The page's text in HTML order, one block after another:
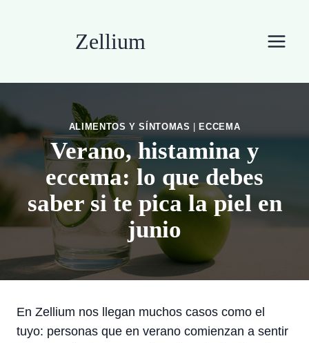
Zellium
ALIMENTOS Y SÍNTOMAS ECCEMA
Verano, histamina y
eccema: lo que debes
saber si te pica la piel en
junio
En Zellium nos llegan muchos casos como el
tuyo: personas que en verano comienzan a sentir